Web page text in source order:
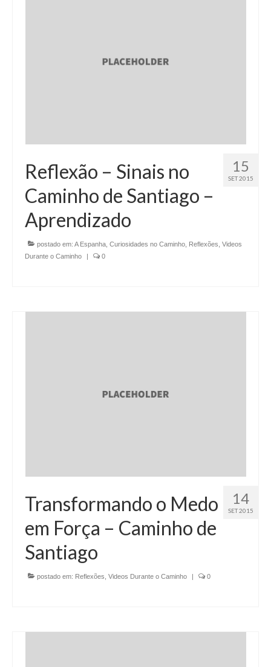
15
SET 2015
Reflexão – Sinais no
Caminho de Santiago –
Aprendizado
postado em: A Espanha Curiosidades no Caminho Reflexões Videos
Durante o Caminho
| 0
14
SET 2015
Transformando o Medo
em Força – Caminho de
Santiago
postado em: Reflexões Videos Durante o Caminho 0